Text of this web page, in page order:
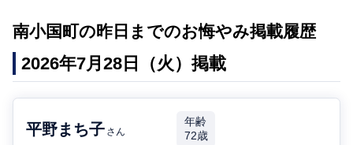
南小国町の昨日までのお悔やみ掲載履歴
2026年7月28日（火）掲載
平野まち子 さん
年齢
72歳